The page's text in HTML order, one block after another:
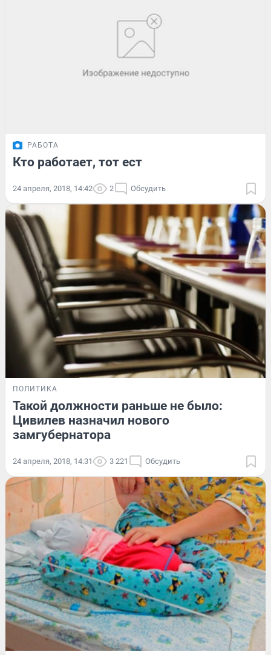
РАБОТА
Кто работает, тот ест
24 апреля, 2018, 14:42 2 Обсудить
ПОЛИТИКА
Такой должности раньше не было:
Цивилев назначил нового
замгубернатора
24 апреля, 2018, 14:31 3 221 Обсудить